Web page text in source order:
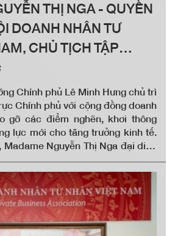
THỊ NGA - QUYỀN
DOANH NHÂN TƯ
CHỦ TỊCH TẬP
NGHỊ KHƠI THÔNG
THÚC ĐẨY TĂNG
NGHỊ THƯỜNG
PHỦ VỚI CỘNG ĐỒNG
Chính phủ Lê Minh Hưng chủ trì
Chính phủ với cộng đồng doanh
gỡ các điểm nghẽn, khơi thông
lực mới cho tăng trưởng kinh tế.
Madame Nguyễn Thị Nga đại diện
tư nhân kiến nghị nhiều giải
nâng cao năng lực cạnh tranh,
hóa mục tiêu tăng trưởng GDP hai
phát triển mới